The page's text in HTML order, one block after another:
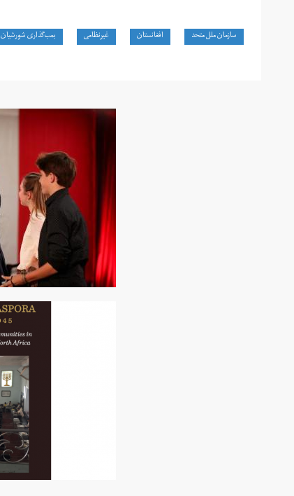
سازمان ملل متحد افغانستان غیرنظامی بمب‌گذاری شورشیان